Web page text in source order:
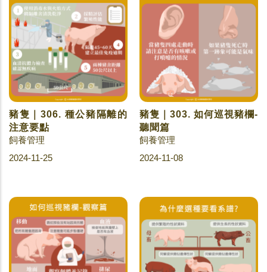
豬隻｜306. 種公豬隔離的
注意要點
飼養管理
2024-11-25
豬隻｜303. 如何巡視豬欄-
聽聞篇
飼養管理
2024-11-08